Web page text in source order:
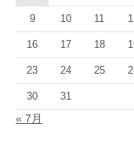
9 10 11
16 17 18
23 24 25
30 31
« 7月